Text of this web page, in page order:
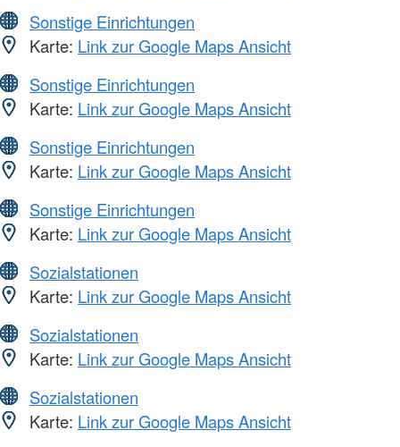
Sonstige Einrichtungen
Karte: Link zur Google Maps Ansicht
Sonstige Einrichtungen
Karte: Link zur Google Maps Ansicht
Sonstige Einrichtungen
Karte: Link zur Google Maps Ansicht
Sonstige Einrichtungen
Karte: Link zur Google Maps Ansicht
Sozialstationen
Karte: Link zur Google Maps Ansicht
Sozialstationen
Karte: Link zur Google Maps Ansicht
Sozialstationen
Karte: Link zur Google Maps Ansicht